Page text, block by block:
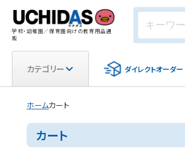
学校・幼稚園／保育園向けの教育用品通
販
カテゴリー ダイレクトオーダー
ホームカート
カート